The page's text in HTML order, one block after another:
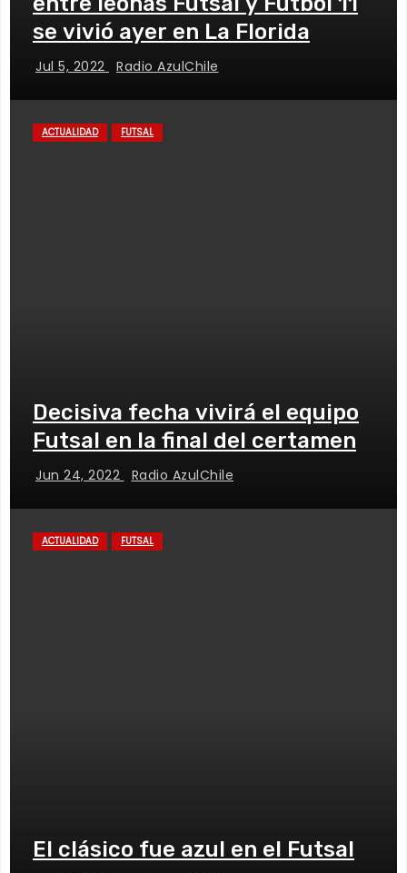
se vivió ayer en La Florida
Jul 5, 2022 Radio AzulChile
ACTUALIDAD FUTSAL
Decisiva fecha vivirá el equipo
Futsal en la final del certamen
Jun 24, 2022 Radio AzulChile
ACTUALIDAD FUTSAL
El clásico fue azul en el Futsal